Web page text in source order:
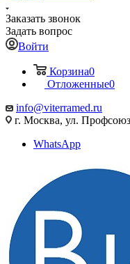
Заказать звонок
Задать вопрос
Войти
Корзина0
Отложенные0
info@viterramed.ru
г. Москва, ул.
WhatsApp